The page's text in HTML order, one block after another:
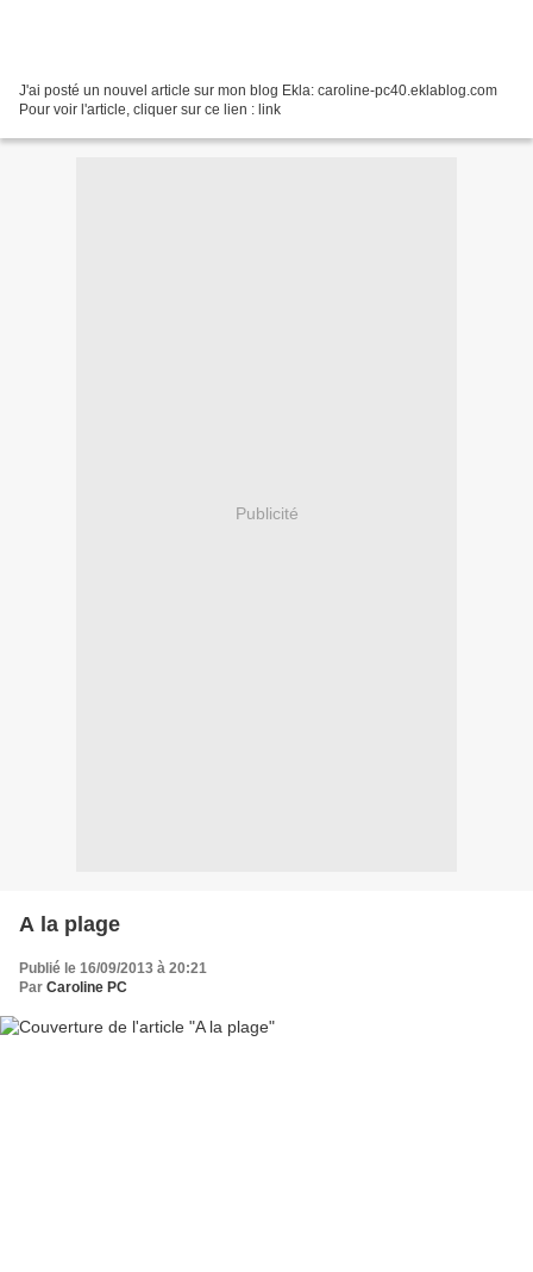
J'ai posté un nouvel article sur mon blog Ekla: caroline-pc40.eklablog.com
Pour voir l'article, cliquer sur ce lien : link
Publicité
A la plage
Publié le 16/09/2013 à 20:21
Par Caroline PC